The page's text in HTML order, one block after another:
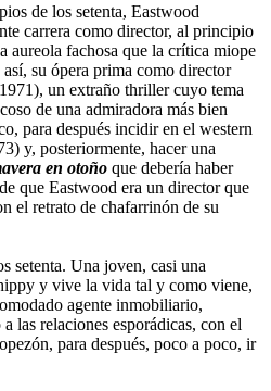
de los setenta, Eastwood
carrera como director, al principio
aureola fachosa que la crítica miope
su ópera prima como director
un extraño thriller cuyo tema
de una admiradora más bien
para después incidir en el western
y, posteriormente, hacer una
en otoño que debería haber
que Eastwood era un director que
el retrato de chafarrinón de su
setenta. Una joven, casi una
y vive la vida tal y como viene,
agente inmobiliario,
las relaciones esporádicas, con el
para después, poco a poco, ir